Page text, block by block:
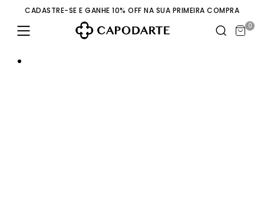
CADASTRE-SE E GANHE 10% OFF NA SUA PRIMEIRA COMPRA
0